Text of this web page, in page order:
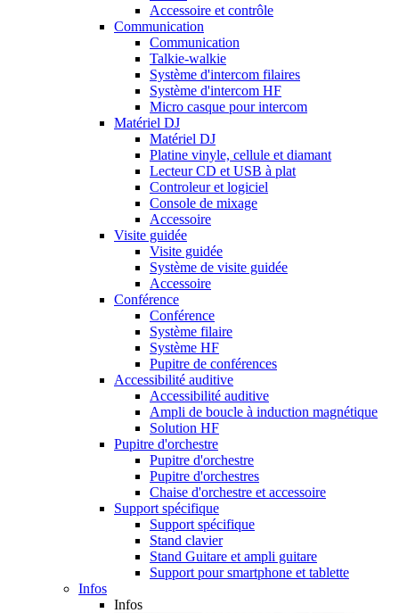
Accessoire et contrôle
Communication
Communication
Talkie-walkie
Système d'intercom filaires
Système d'intercom HF
Micro casque pour intercom
Matériel DJ
Matériel DJ
Platine vinyle, cellule et diamant
Lecteur CD et USB à plat
Controleur et logiciel
Console de mixage
Accessoire
Visite guidée
Visite guidée
Système de visite guidée
Accessoire
Conférence
Conférence
Système filaire
Système HF
Pupitre de conférences
Accessibilité auditive
Accessibilité auditive
Ampli de boucle à induction magnétique
Solution HF
Pupitre d'orchestre
Pupitre d'orchestre
Pupitre d'orchestres
Chaise d'orchestre et accessoire
Support spécifique
Support spécifique
Stand clavier
Stand Guitare et ampli guitare
Support pour smartphone et tablette
Infos
Infos